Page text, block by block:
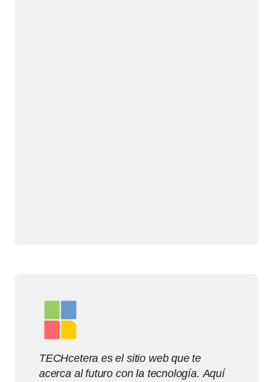
TECHcetera es el sitio web que te
acerca al futuro con la tecnología. Aquí